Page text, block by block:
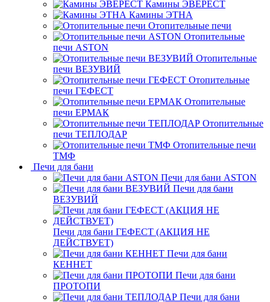
Камины ЭВЕРЕСТ
Камины ЭТНА
Отопительные печи
Отопительные
печи ASTON
Отопительные
печи ВЕЗУВИЙ
Отопительные
печи ГЕФЕСТ
Отопительные
печи ЕРМАК
Отопительные
печи ТЕПЛОДАР
Отопительные печи
ТМФ
Печи для бани
Печи для бани ASTON
Печи для бани
ВЕЗУВИЙ
Печи для бани ГЕФЕСТ (АКЦИЯ НЕ
ДЕЙСТВУЕТ)
Печи для бани
КЕННЕТ
Печи для бани
ПРОТОПИ
Печи для бани